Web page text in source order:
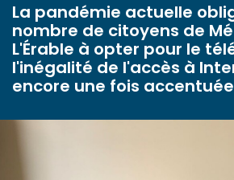
La pandémie actuelle
nombre de citoyens de
L'Érable à opter pour le
l'inégalité de l'accès à
encore une fois